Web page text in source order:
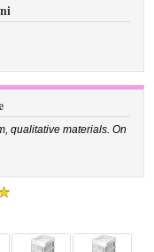
qualitative materials. On